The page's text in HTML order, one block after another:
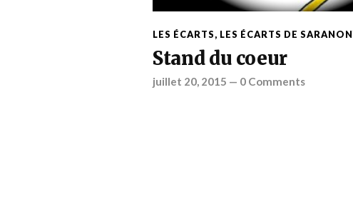
LES ÉCARTS, LES ÉCARTS DE
Stand du coeur
juillet 20, 2015 — 0 Comments